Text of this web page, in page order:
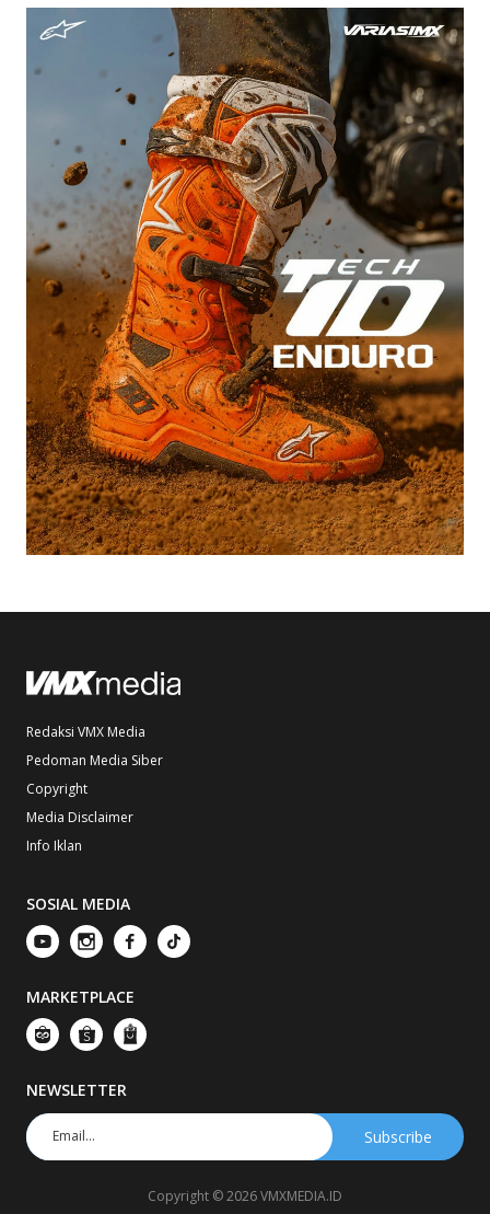
Redaksi VMX Media
Pedoman Media Siber
Copyright
Media Disclaimer
Info Iklan
SOSIAL MEDIA
MARKETPLACE
NEWSLETTER
Copyright © 2026 VMXMEDIA.ID